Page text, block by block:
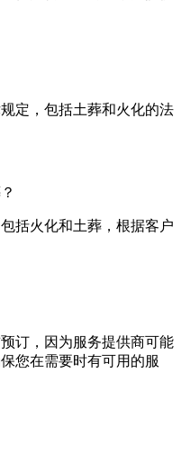
定，包括土葬和火化的法
括火化和土葬，根据客户
订，因为服务提供商可能
您在需要时有可用的服